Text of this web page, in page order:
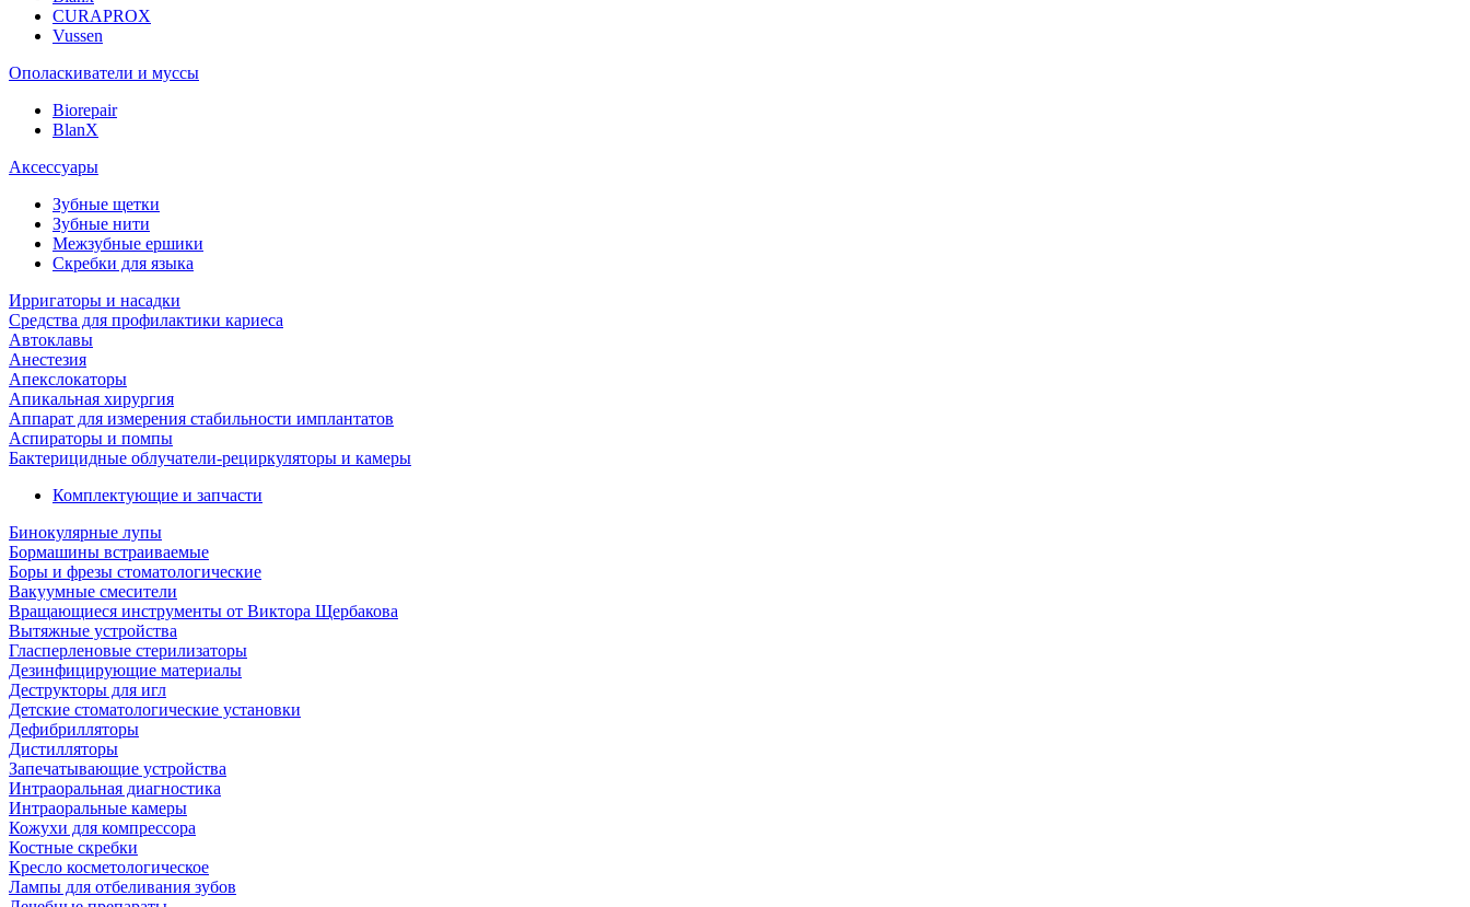
CURAPROX
Vussen
Ополаскиватели и муссы
Biorepair
BlanX
Аксессуары
Зубные щетки
Зубные нити
Межзубные ершики
Скребки для языка
Ирригаторы и насадки
Средства для профилактики кариеса
Автоклавы
Анестезия
Апекслокаторы
Апикальная хирургия
Аппарат для измерения стабильности имплантатов
Аспираторы и помпы
Бактерицидные облучатели-рециркуляторы и камеры
Комплектующие и запчасти
Бинокулярные лупы
Бормашины встраиваемые
Боры и фрезы стоматологические
Вакуумные смесители
Вращающиеся инструменты от Виктора Щербакова
Вытяжные устройства
Гласперленовые стерилизаторы
Дезинфицирующие материалы
Деструкторы для игл
Детские стоматологические установки
Дефибрилляторы
Дистилляторы
Запечатывающие устройства
Интраоральная диагностика
Интраоральные камеры
Кожухи для компрессора
Костные скребки
Кресло косметологическое
Лампы для отбеливания зубов